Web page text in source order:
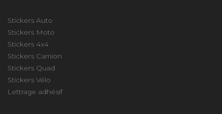
Stickers Auto
Stickers Moto
Stickers 4x4
Stickers Camion
Stickers Quad
Stickers Vélo
Lettrage adhésif